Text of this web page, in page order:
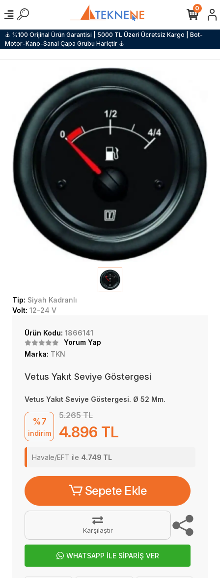
⚓ %100 Orijinal Ürün Garantisi | 5000 TL Üzeri Ücretsiz Kargo | Bot-
Motor-Kano-Sanal Çapa Grubu Hariçtir ⚓
0
Tip: Siyah Kadranlı
Volt: 12-24 V
Ürün Kodu: 1866141
Yorum Yap
Marka: TKN
Vetus Yakıt Seviye Göstergesi
Vetus Yakıt Seviye Göstergesi. Ø 52 Mm.
%7
indirim
5.265 TL
4.896 TL
Havale/EFT ile 4.749 TL
Sepete Ekle
Karşılaştır
WHATSAPP İLE SİPARİŞ VER